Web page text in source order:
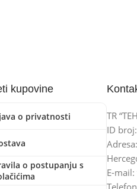
kupovine
o privatnosti
o postupanju s
TR
ID
E-